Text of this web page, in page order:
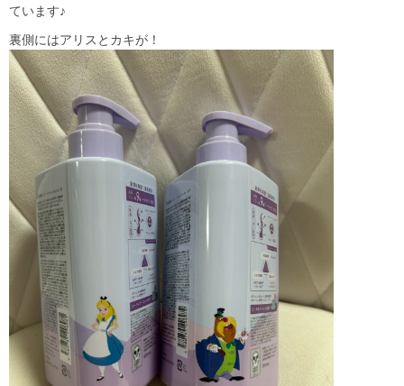
ています♪
裏側にはアリスとカキが！